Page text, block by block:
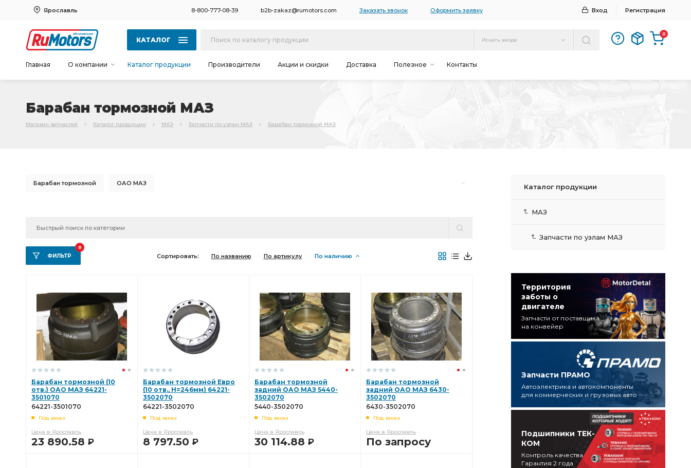
Ярославль 8-800-777-08-39 b2b-zakaz@rumotors.com Заказать звонок Оформить заявку Вход Регистрация
КАТАЛОГ Искать везде
0
Главная О компании Каталог продукции Производители Акции и скидки Доставка Полезное Контакты
Барабан тормозной МАЗ
Магазин запчастей Каталог продукции МАЗ Запчасти по узлам МАЗ Барабан тормозной МАЗ
Барабан тормозной ОАО МАЗ
ФИЛЬТР
0
Сортировать: По названию По артикулу По наличию
Барабан тормозной (10
отв.) ОАО МАЗ 64221-
3501070
64221-3501070
Под заказ
Цена в Ярославль
23 890.58 Р
Барабан тормозной Евро
(10 отв., H=246мм) 64221-
3502070
64221-3502070
Под заказ
Цена в Ярославль
8 797.50 Р
Барабан тормозной
задний ОАО МАЗ 5440-
3502070
5440-3502070
Под заказ
Цена в Ярославль
30 114.88 Р
Барабан тормозной
задний ОАО МАЗ 6430-
3502070
6430-3502070
Под заказ
Цена в Ярославль
По запросу
Каталог продукции
МАЗ
Запчасти по узлам МАЗ
Территория
заботы о
двигателе
Запчасти от поставщика
на конвейер
Запчасти ПРАМО
Автоэлектрика и автокомпоненты
для коммерческих и грузовых авто
Подшипники ТЕК-
КОМ
Контроль качества
Гарантия 2 года